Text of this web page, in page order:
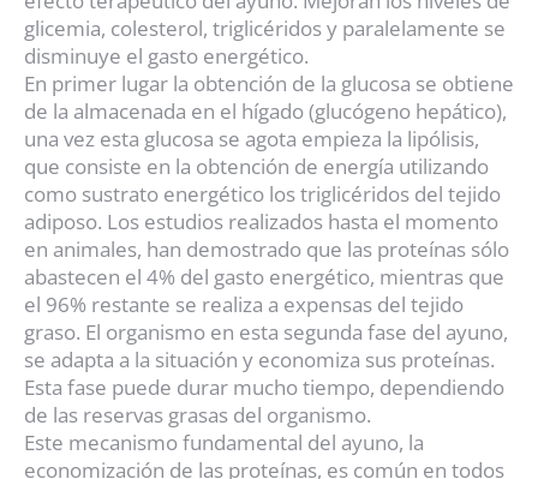
glicemia, colesterol, triglicéridos y paralelamente se
disminuye el gasto energético.
En primer lugar la obtención de la glucosa se obtiene
de la almacenada en el hígado (glucógeno hepático),
una vez esta glucosa se agota empieza la lipólisis,
que consiste en la obtención de energía utilizando
como sustrato energético los triglicéridos del tejido
adiposo. Los estudios realizados hasta el momento
en animales, han demostrado que las proteínas sólo
abastecen el 4% del gasto energético, mientras que
el 96% restante se realiza a expensas del tejido
graso. El organismo en esta segunda fase del ayuno,
se adapta a la situación y economiza sus proteínas.
Esta fase puede durar mucho tiempo, dependiendo
de las reservas grasas del organismo.
Este mecanismo fundamental del ayuno, la
economización de las proteínas, es común en todos